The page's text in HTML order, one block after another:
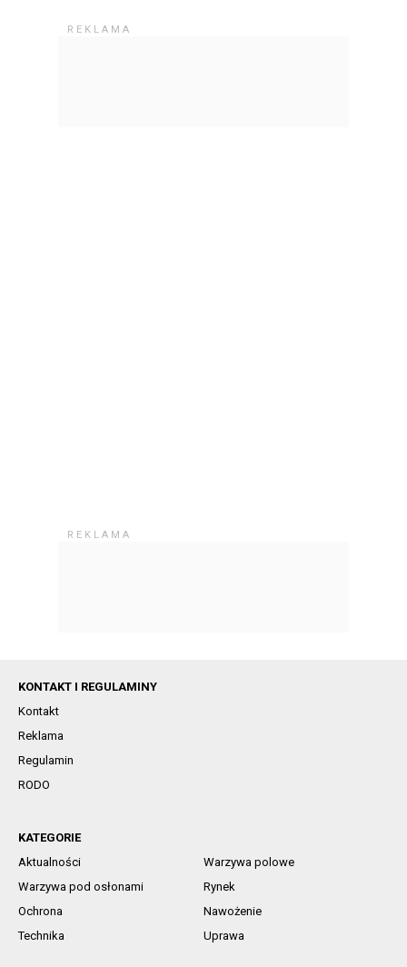
KONTAKT I REGULAMINY
Kontakt
Reklama
Regulamin
RODO
KATEGORIE
Aktualności
Warzywa polowe
Warzywa pod osłonami
Rynek
Ochrona
Nawożenie
Technika
Uprawa